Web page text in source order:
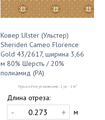
Ковер Ulster (Ульстер)
Sheriden Cameo Florence
Gold 43/2617, ширина 3,66
м 80% Шерсть / 20%
полиамид (PA)
Продаётся упаковками: 1 уп. - 1 м2
Длина отреза:
- +
м